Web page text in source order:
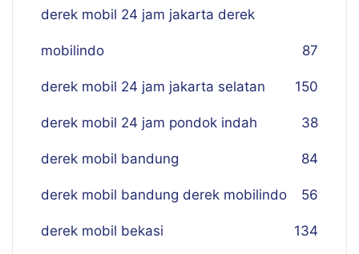
derek mobil 24 jam jakarta derek
mobilindo 87
derek mobil 24 jam jakarta selatan 150
derek mobil 24 jam pondok indah 38
derek mobil bandung 84
derek mobil bandung derek mobilindo 56
derek mobil bekasi 134